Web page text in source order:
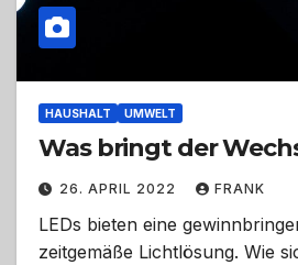
HAUSHALT UMWELT
Was bringt der
26. APRIL 2022 FRANK
LEDs bieten eine
zeitgemäße Lichtlösung. Wie